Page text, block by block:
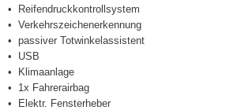
Reifendruckkontrollsystem
Verkehrszeichenerkennung
passiver Totwinkelassistent
USB
Klimaanlage
1x Fahrerairbag
Elektr. Fensterheber